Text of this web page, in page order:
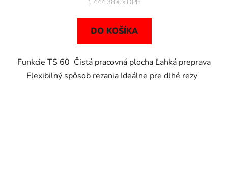
1 444,38 €
DO KOŠÍKA
Funkcie TS 60 Čistá pracovná plocha Ľahká preprava
Flexibilný spôsob rezania Ideálne pre dlhé rezy